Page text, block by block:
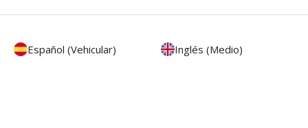
Español (Vehicular) Inglés (Medio)